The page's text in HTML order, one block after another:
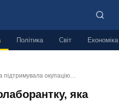
Політика Світ Економіка
підтримувала окупацію…
яка